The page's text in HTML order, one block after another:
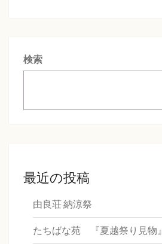
検索
最近の投稿
由良荘 納涼祭
たちばな苑 『夏越祭り見物』